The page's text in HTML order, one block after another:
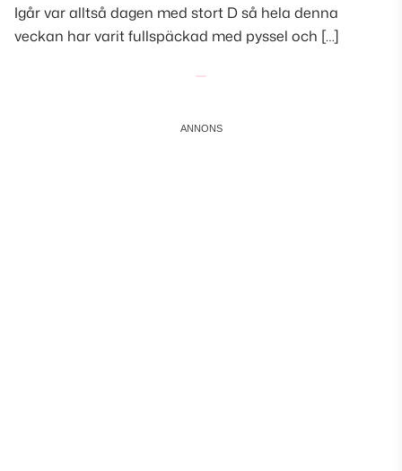
Igår var alltså dagen med stort D så hela denna
veckan har varit fullspäckad med pyssel och […]